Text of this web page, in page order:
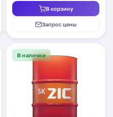
В корзину
Запрос цены
В наличии